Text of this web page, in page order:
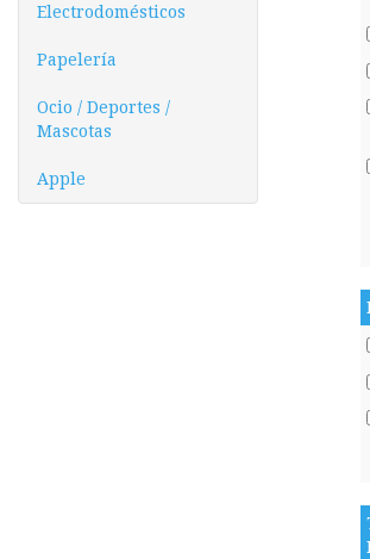
Electrodomésticos
Papelería
Ocio / Deportes /
Mascotas
Apple